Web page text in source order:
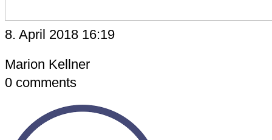
8. April 2018 16:19
Marion Kellner
0 comments